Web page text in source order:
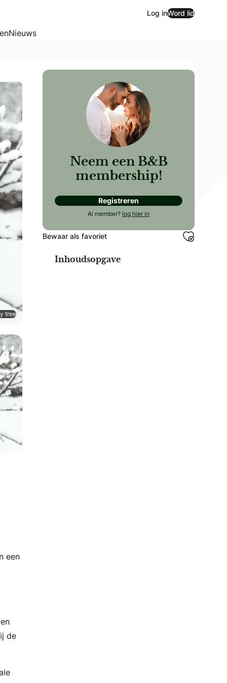
Log inWord lid
Nieuws
tree
je bruiloft extra feestelijk maakt.
een
de
Neem een B&B
membership!
Registreren
Al member? log hier in
Bewaar als favoriet
Inhoudsopgave